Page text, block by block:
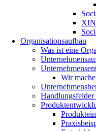
Organisationsaufbau
Was ist eine
Wir